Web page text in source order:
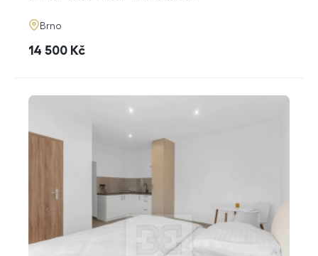
adresa
Brno
cena
14 500 Kč